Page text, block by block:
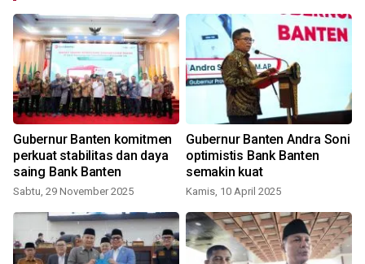
Gubernur Banten komitmen
perkuat stabilitas dan daya
saing Bank Banten
Sabtu, 29 November 2025
Gubernur Banten Andra Soni
optimistis Bank Banten
semakin kuat
Kamis, 10 April 2025